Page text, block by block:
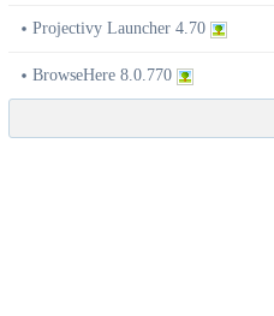
Projectivy Launcher 4.70
BrowseHere 8.0.770